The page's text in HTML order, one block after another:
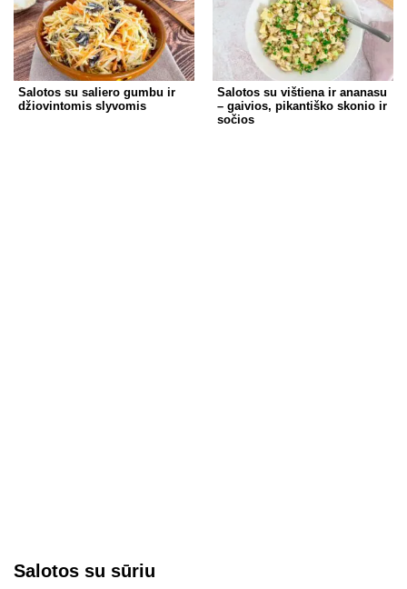
Salotos su saliero gumbu ir
džiovintomis slyvomis
Salotos su vištiena ir ananasu
– gaivios, pikantiško skonio ir
sočios
Salotos su sūriu